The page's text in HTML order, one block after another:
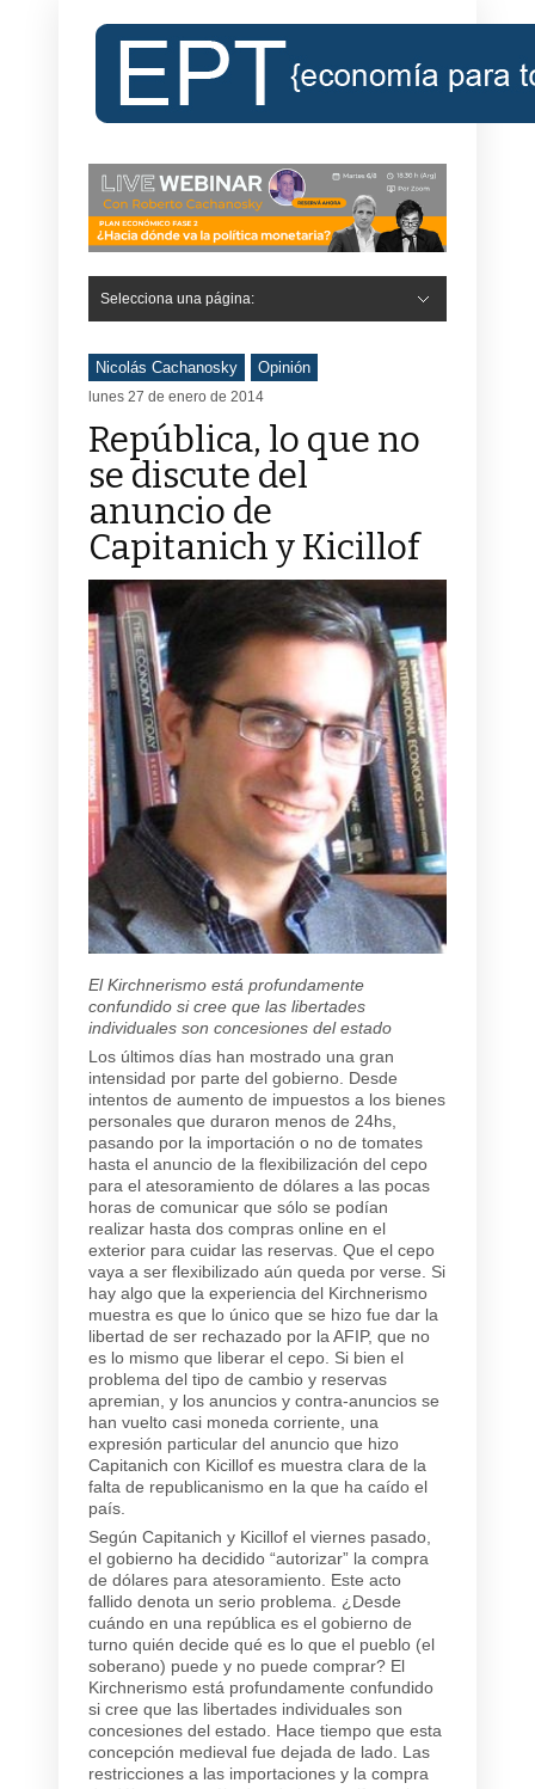
Selecciona una página:
Nicolás Cachanosky Opinión
lunes 27 de enero de 2014
República, lo que no
se discute del
anuncio de
Capitanich y Kicillof
El Kirchnerismo está profundamente
confundido si cree que las libertades
individuales son concesiones del estado
Los últimos días han mostrado una gran
intensidad por parte del gobierno. Desde
intentos de aumento de impuestos a los bienes
personales que duraron menos de 24hs,
pasando por la importación o no de tomates
hasta el anuncio de la flexibilización del cepo
para el atesoramiento de dólares a las pocas
horas de comunicar que sólo se podían
realizar hasta dos compras online en el
exterior para cuidar las reservas. Que el cepo
vaya a ser flexibilizado aún queda por verse. Si
hay algo que la experiencia del Kirchnerismo
muestra es que lo único que se hizo fue dar la
libertad de ser rechazado por la AFIP, que no
es lo mismo que liberar el cepo. Si bien el
problema del tipo de cambio y reservas
apremian, y los anuncios y contra-anuncios se
han vuelto casi moneda corriente, una
expresión particular del anuncio que hizo
Capitanich con Kicillof es muestra clara de la
falta de republicanismo en la que ha caído el
país.
Según Capitanich y Kicillof el viernes pasado,
el gobierno ha decidido “autorizar” la compra
de dólares para atesoramiento. Este acto
fallido denota un serio problema. ¿Desde
cuándo en una república es el gobierno de
turno quién decide qué es lo que el pueblo (el
soberano) puede y no puede comprar? El
Kirchnerismo está profundamente confundido
si cree que las libertades individuales son
concesiones del estado. Hace tiempo que esta
concepción medieval fue dejada de lado. Las
restricciones a las importaciones y la compra